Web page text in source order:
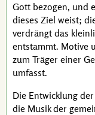
Gott bezogen, und
dieses Ziel weist;
verdrängt das
entstammt. Motive
zum Träger einer
umfasst.
Die Entwicklung
die Musik der